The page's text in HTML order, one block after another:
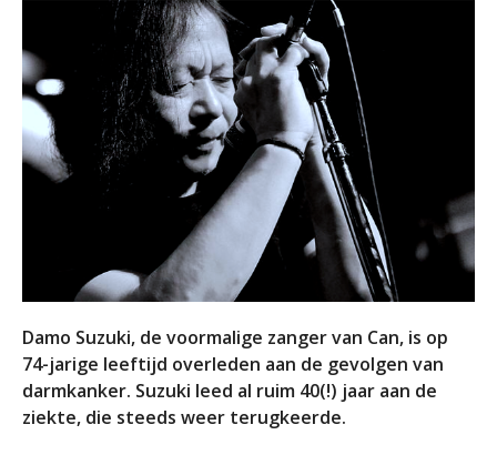
Damo Suzuki, de voormalige zanger van Can, is op
74-jarige leeftijd overleden aan de gevolgen van
darmkanker. Suzuki leed al ruim 40(!) jaar aan de
ziekte, die steeds weer terugkeerde.